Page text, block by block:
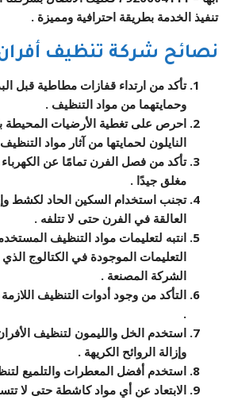
تنفيذ الخدمة بطريقة احترافية ومميزة .
نصائح شركة تنظيف
تأكد من ارتداء قفازات مطاطية قبل
وحمايتهما من مواد التنظيف .
احرص على تغطية الأرضيات المحيطة
النايلون لحمايتها من آثار مواد
تأكد من فصل الفرن تمامًا عن الكهرباء
مغلق جيدًا .
تجنب استخدام السكين الحاد لكشط
العالقة في الفرن حتى لا تتلفه .
انتبه لتعليمات مواد التنظيف
التعليمات الموجودة في الكتالوج
الشركة المصنعة .
التأكد من وجود أدوات التنظيف
.
استخدم الخل والليمون لتنظيف
وإزالة الروائح الكريهة .
استخدم أفضل المعطرات والتلميع
الابتعاد عن أي مواد كاشطة حتى لا